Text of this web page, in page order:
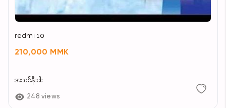
redmi 10
210,000 MMK
အသစ်နီးပါး
248 views